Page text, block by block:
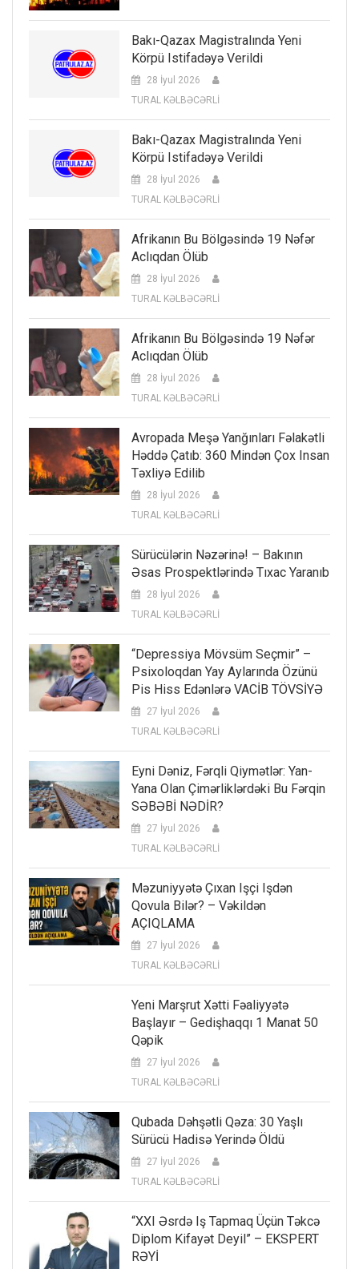
Bakı-Qazax Magistralında Yeni
Körpü Istifadəyə Verildi
28 İyul 2026
TURAL KƏLBƏCƏRLİ
Bakı-Qazax Magistralında Yeni
Körpü Istifadəyə Verildi
28 İyul 2026
TURAL KƏLBƏCƏRLİ
Afrikanın Bu Bölgəsində 19 Nəfər
Aclıqdan Ölüb
28 İyul 2026
TURAL KƏLBƏCƏRLİ
Afrikanın Bu Bölgəsində 19 Nəfər
Aclıqdan Ölüb
28 İyul 2026
TURAL KƏLBƏCƏRLİ
Avropada Meşə Yanğınları Fəlakətli
Həddə Çatıb: 360 Mindən Çox Insan
Təxliyə Edilib
28 İyul 2026
TURAL KƏLBƏCƏRLİ
Sürücülərin Nəzərinə! – Bakının
Əsas Prospektlərində Tıxac Yaranıb
28 İyul 2026
TURAL KƏLBƏCƏRLİ
“Depressiya Mövsüm Seçmir” –
Psixoloqdan Yay Aylarında Özünü
Pis Hiss Edənlərə VACİB TÖVSİYƏ
27 İyul 2026
TURAL KƏLBƏCƏRLİ
Eyni Dəniz, Fərqli Qiymətlər: Yan-
Yana Olan Çimərliklərdəki Bu Fərqin
SƏBƏBİ NƏDİR?
27 İyul 2026
TURAL KƏLBƏCƏRLİ
Məzuniyyətə Çıxan Işçi Işdən
Qovula Bilər? – Vəkildən
AÇIQLAMA
27 İyul 2026
TURAL KƏLBƏCƏRLİ
Yeni Marşrut Xətti Fəaliyyətə
Başlayır – Gedişhaqqı 1 Manat 50
Qəpik
27 İyul 2026
TURAL KƏLBƏCƏRLİ
Qubada Dəhşətli Qəza: 30 Yaşlı
Sürücü Hadisə Yerində Öldü
27 İyul 2026
TURAL KƏLBƏCƏRLİ
“XXI Əsrdə Iş Tapmaq Üçün Təkcə
Diplom Kifayət Deyil” – EKSPERT
RƏYİ